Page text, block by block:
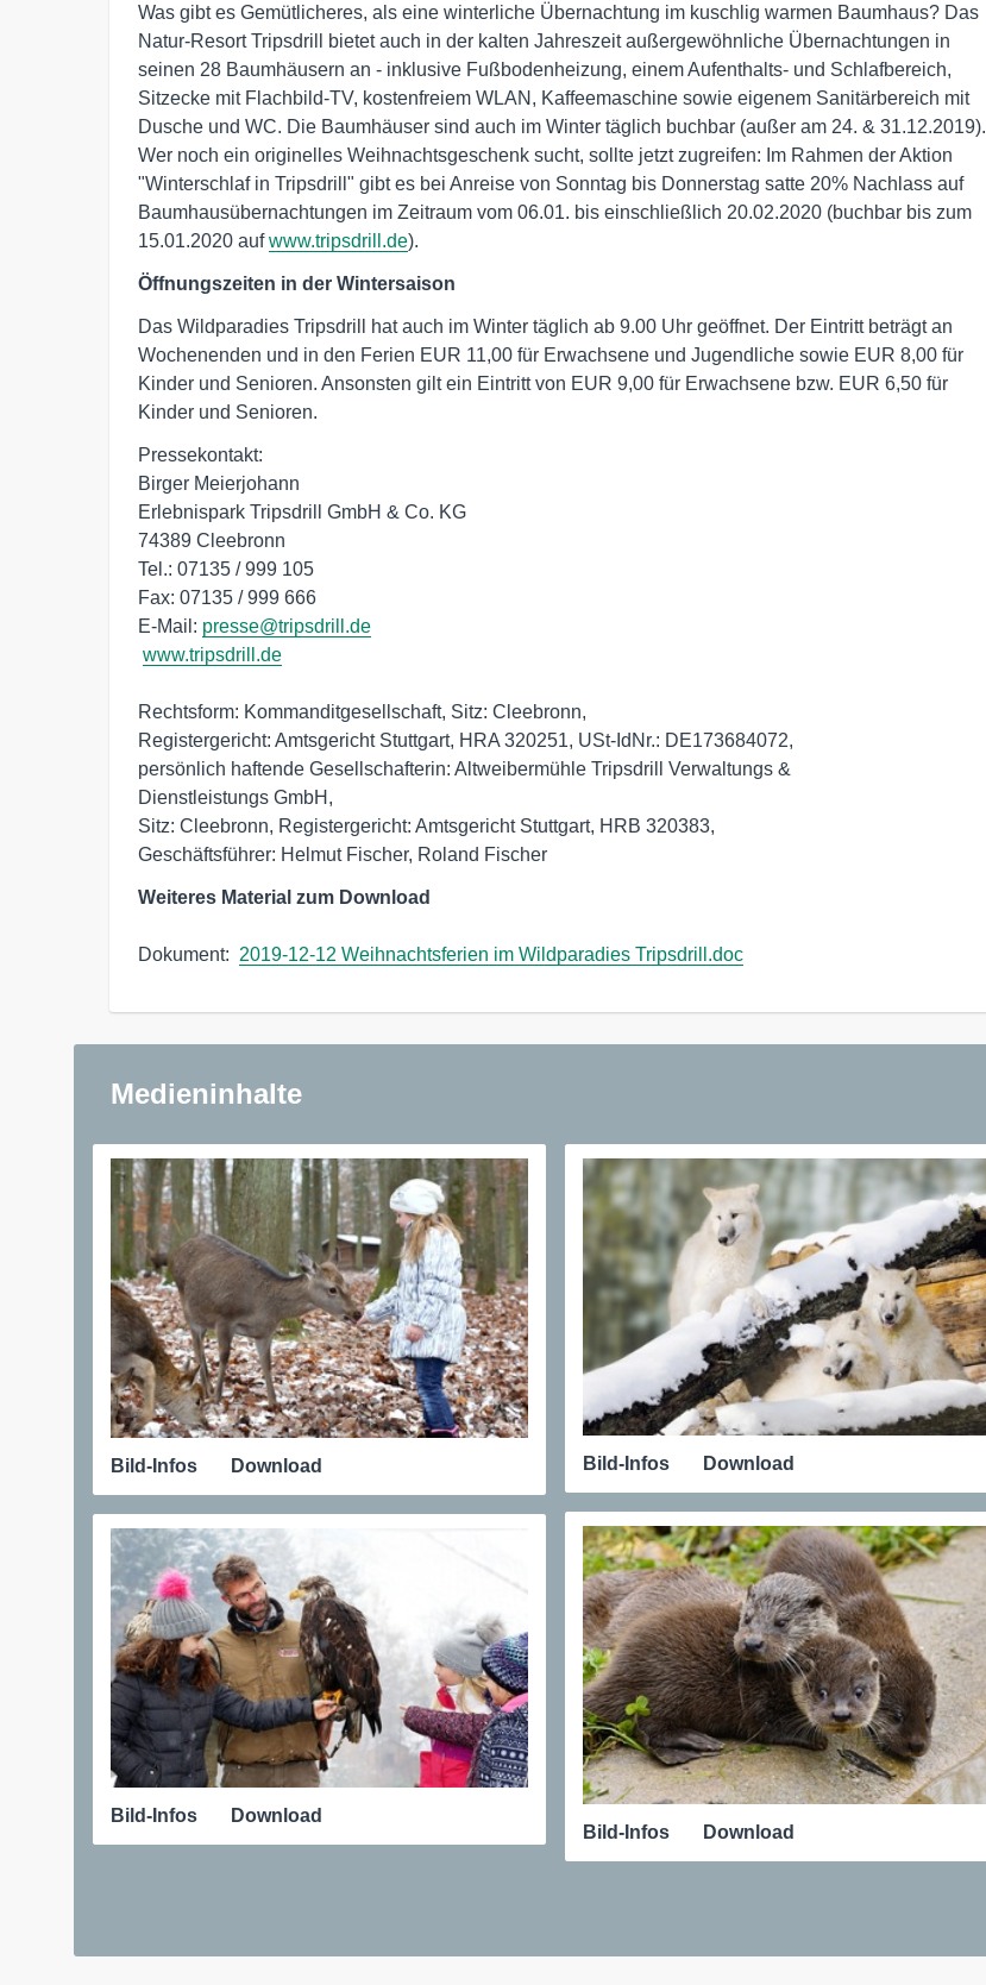
Was gibt es Gemütlicheres, als eine winterliche Übernachtung im kuschlig warmen Baumhaus? Das
Natur-Resort Tripsdrill bietet auch in der kalten Jahreszeit außergewöhnliche Übernachtungen in
seinen 28 Baumhäusern an - inklusive Fußbodenheizung, einem Aufenthalts- und Schlafbereich,
Sitzecke mit Flachbild-TV, kostenfreiem WLAN, Kaffeemaschine sowie eigenem Sanitärbereich mit
Dusche und WC. Die Baumhäuser sind auch im Winter täglich buchbar (außer am 24. & 31.12.2019).
Wer noch ein originelles Weihnachtsgeschenk sucht, sollte jetzt zugreifen: Im Rahmen der Aktion
"Winterschlaf in Tripsdrill" gibt es bei Anreise von Sonntag bis Donnerstag satte 20% Nachlass auf
Baumhausübernachtungen im Zeitraum vom 06.01. bis einschließlich 20.02.2020 (buchbar bis zum
15.01.2020 aufwww.tripsdrill.de).
Öffnungszeiten in der Wintersaison
Das Wildparadies Tripsdrill hat auch im Winter täglich ab 9.00 Uhr geöffnet. Der Eintritt beträgt an
Wochenenden und in den Ferien EUR 11,00 für Erwachsene und Jugendliche sowie EUR 8,00 für
Kinder und Senioren. Ansonsten gilt ein Eintritt von EUR 9,00 für Erwachsene bzw. EUR 6,50 für
Kinder und Senioren.
Pressekontakt:
Birger Meierjohann
Erlebnispark Tripsdrill GmbH & Co. KG
74389 Cleebronn
Tel.: 07135 / 999 105
Fax: 07135 / 999 666
E-Mail: presse@tripsdrill.de
www.tripsdrill.de
Rechtsform: Kommanditgesellschaft, Sitz: Cleebronn,
Registergericht: Amtsgericht Stuttgart, HRA 320251, USt-IdNr.: DE173684072,
persönlich haftende Gesellschafterin: Altweibermühle Tripsdrill Verwaltungs &
Dienstleistungs GmbH,
Sitz: Cleebronn, Registergericht: Amtsgericht Stuttgart, HRB 320383,
Geschäftsführer: Helmut Fischer, Roland Fischer
Weiteres Material zum Download
Dokument: 2019-12-12 Weihnachtsferien im Wildparadies Tripsdrill.doc
Medieninhalte
Bild-Infos Download
Bild-Infos Download
Bild-Infos Download
Bild-Infos Download